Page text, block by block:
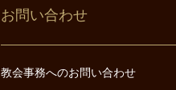
お問い合わせ
教会事務へのお問い合わせ